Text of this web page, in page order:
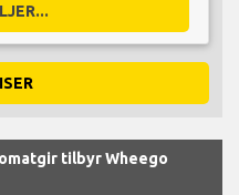
tilbyr Wheego